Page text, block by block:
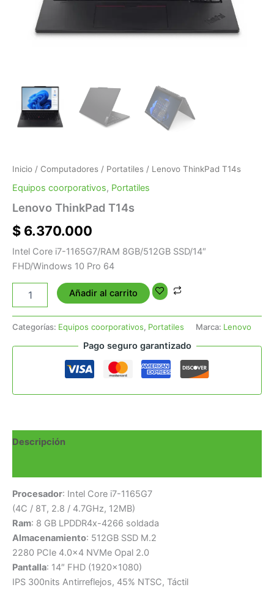
Inicio / Computadores / Portatiles / Lenovo ThinkPad T14s
Equipos coorporativos, Portatiles
Lenovo ThinkPad T14s
$ 6.370.000
Intel Core i7-1165G7/RAM 8GB/512GB SSD/14″
FHD/Windows 10 Pro 64
Añadir al carrito
Categorías: Equipos coorporativos, Portatiles Marca: Lenovo
Pago seguro garantizado
Descripción
Procesador: Intel Core i7-1165G7
(4C / 8T, 2.8 / 4.7GHz, 12MB)
Ram: 8 GB LPDDR4x-4266 soldada
Almacenamiento: 512GB SSD M.2
2280 PCIe 4.0×4 NVMe Opal 2.0
Pantalla: 14″ FHD (1920×1080)
IPS 300nits Antirreflejos, 45% NTSC, Táctil